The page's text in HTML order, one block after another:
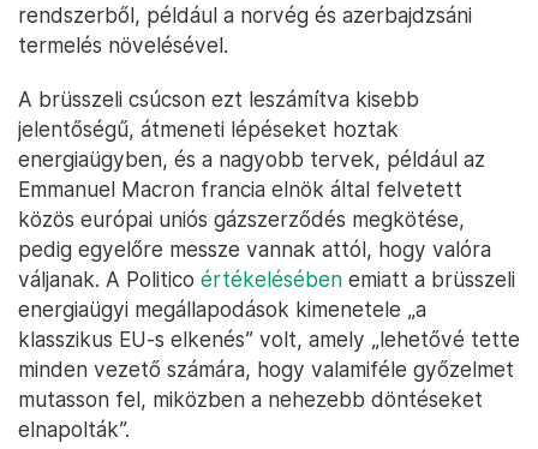
rendszerből, például a norvég és azerbajdzsáni
termelés növelésével.
A brüsszeli csúcson ezt leszámítva kisebb
jelentőségű, átmeneti lépéseket hoztak
energiaügyben, és a nagyobb tervek, például az
Emmanuel Macron francia elnök által felvetett
közös európai uniós gázszerződés megkötése,
pedig egyelőre messze vannak attól, hogy valóra
váljanak. A Politico értékelésében emiatt a brüsszeli
energiaügyi megállapodások kimenetele „a
klasszikus EU-s elkenés” volt, amely „lehetővé tette
minden vezető számára, hogy valamiféle győzelmet
mutasson fel, miközben a nehezebb döntéseket
elnapolták”.